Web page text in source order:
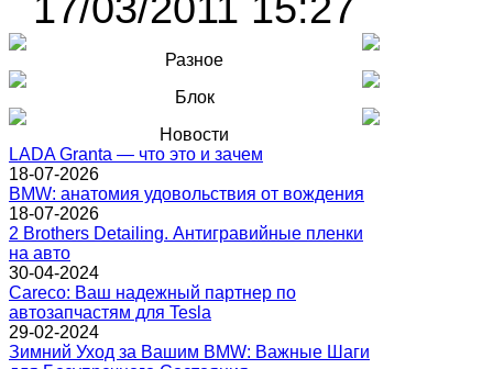
Разное
Блок
Новости
LADA Granta — что это и зачем
18-07-2026
BMW: анатомия удовольствия от вождения
18-07-2026
2 Brothers Detailing. Антигравийные пленки
на авто
30-04-2024
Careco: Ваш надежный партнер по
автозапчастям для Tesla
29-02-2024
Зимний Уход за Вашим BMW: Важные Шаги